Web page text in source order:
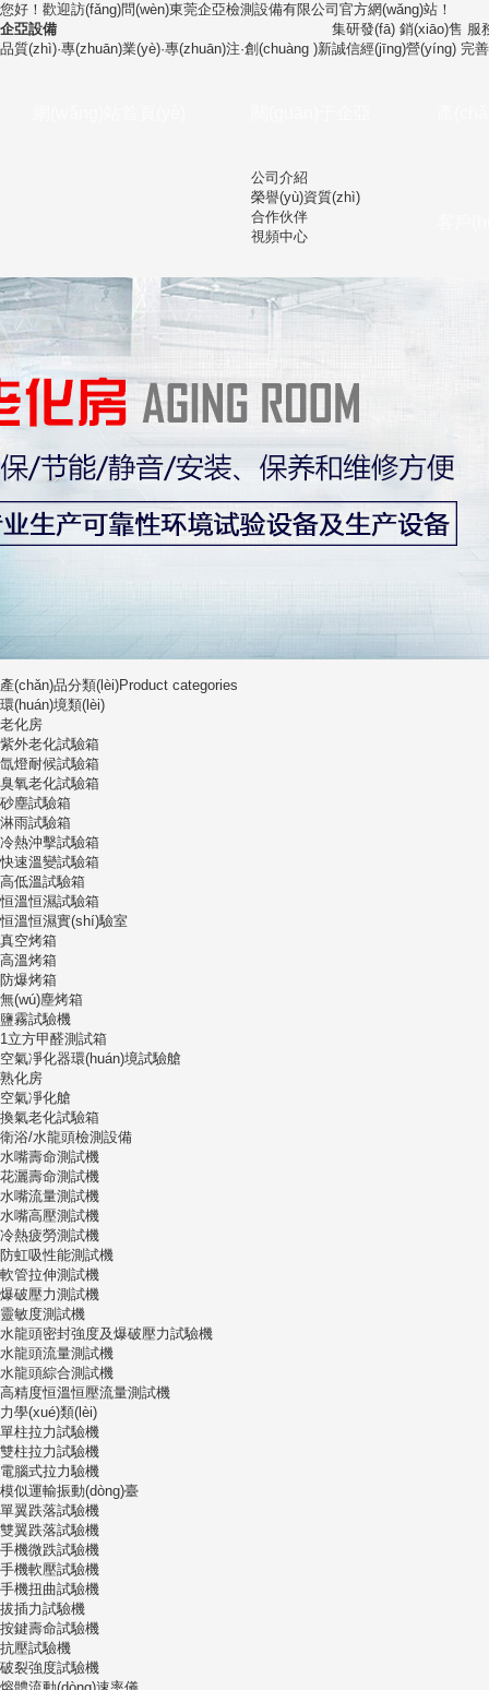
您好！歡迎訪(fǎng)問(wèn)東莞企亞檢測設備有限公司 官方網(wǎng)站！
企亞設備
品質(zhì)·專(zhuān)業(yè)·專(zhuān)注·創(chuàng )新
集研發(fā) 銷(xiāo)售 服
誠信經(jīng)營(yíng) 完
公司介紹
榮譽(yù)資質(zhì)
合作伙伴
視頻中心
產(chǎn)品分類(lèi)Product categories
環(huán)境類(lèi)
老化房
紫外老化試驗箱
氙燈耐候試驗箱
臭氧老化試驗箱
砂塵試驗箱
淋雨試驗箱
冷熱沖擊試驗箱
快速溫變試驗箱
高低溫試驗箱
恒溫恒濕試驗箱
恒溫恒濕實(shí)驗室
真空烤箱
高溫烤箱
防爆烤箱
無(wú)塵烤箱
鹽霧試驗機
1立方甲醛測試箱
空氣凈化器環(huán)境試驗艙
熟化房
空氣凈化艙
換氣老化試驗箱
衛浴/水龍頭檢測設備
水嘴壽命測試機
花灑壽命測試機
水嘴流量測試機
水嘴高壓測試機
冷熱疲勞測試機
防虹吸性能測試機
軟管拉伸測試機
爆破壓力測試機
靈敏度測試機
水龍頭密封強度及爆破壓力試驗機
水龍頭流量測試機
水龍頭綜合測試機
高精度恒溫恒壓流量測試機
力學(xué)類(lèi)
單柱拉力試驗機
雙柱拉力試驗機
電腦式拉力驗機
模似運輸振動(dòng)臺
單翼跌落試驗機
雙翼跌落試驗機
手機微跌試驗機
手機軟壓試驗機
手機扭曲試驗機
拔插力試驗機
按鍵壽命試驗機
抗壓試驗機
破裂強度試驗機